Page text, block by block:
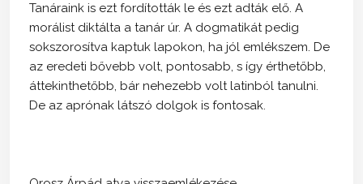
Tanáraink is ezt fordították le és ezt adták elő. A
morálist diktálta a tanár úr. A dogmatikát pedig
sokszorosítva kaptuk lapokon, ha jól emlékszem. De
az eredeti bővebb volt, pontosabb, s így érthetőbb,
áttekinthetőbb, bár nehezebb volt latinból tanulni.
De az aprónak látszó dolgok is fontosak.